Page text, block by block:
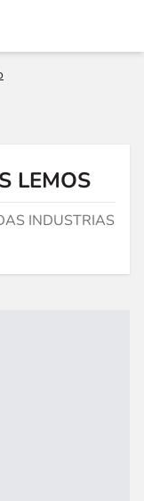
LEMOS
INDUSTRIAS